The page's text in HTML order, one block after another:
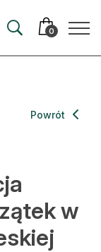
0
Powrót
w